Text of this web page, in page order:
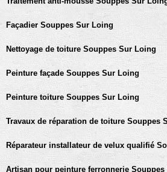
Façadier Souppes Sur Loing
Nettoyage de toiture Souppes Sur Loing
Peinture façade Souppes Sur Loing
Peinture toiture Souppes Sur Loing
Travaux de réparation de toiture Souppes
Réparateur installateur de velux qualifié
Artisan pour peinture ferronnerie Souppes